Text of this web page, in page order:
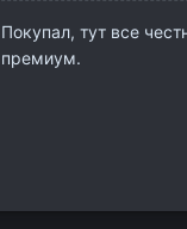
Покупал, тут все
премиум.